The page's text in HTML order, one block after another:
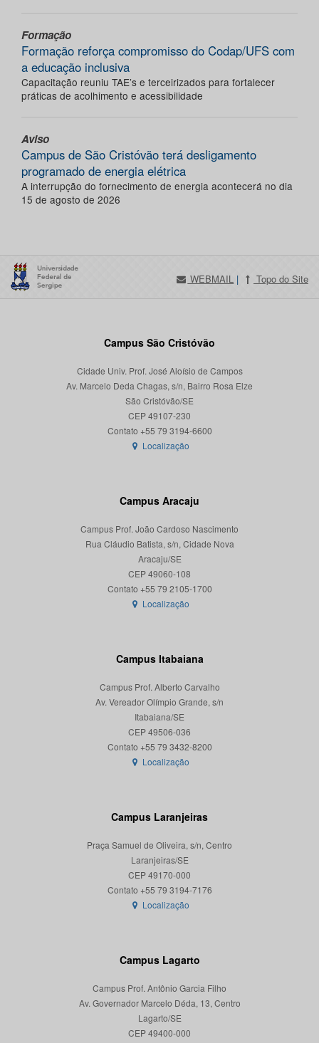
Formação
Formação reforça compromisso do Codap/UFS com
a educação inclusiva
Capacitação reuniu TAE’s e terceirizados para fortalecer
práticas de acolhimento e acessibilidade
Aviso
Campus de São Cristóvão terá desligamento
programado de energia elétrica
A interrupção do fornecimento de energia acontecerá no dia
15 de agosto de 2026
WEBMAIL | Topo do Site
Campus São Cristóvão
Cidade Univ. Prof. José Aloísio de Campos
Av. Marcelo Deda Chagas, s/n, Bairro Rosa Elze
São Cristóvão/SE
CEP 49107-230
Localização
Campus Aracaju
Campus Prof. João Cardoso Nascimento
Rua Cláudio Batista, s/n, Cidade Nova
Aracaju/SE
CEP 49060-108
Localização
Campus Itabaiana
Campus Prof. Alberto Carvalho
Av. Vereador Olímpio Grande, s/n
Itabaiana/SE
CEP 49506-036
Localização
Campus Laranjeiras
Praça Samuel de Oliveira, s/n, Centro
Laranjeiras/SE
CEP 49170-000
Localização
Campus Lagarto
Campus Prof. Antônio Garcia Filho
Av. Governador Marcelo Déda, 13, Centro
Lagarto/SE
CEP 49400-000